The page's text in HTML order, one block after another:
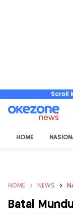
Scroll
HOME
HOME NEWS
Batal